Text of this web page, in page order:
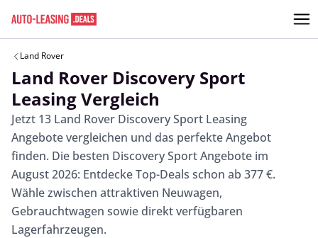
Land Rover
Land Rover Discovery Sport
Leasing Vergleich
Jetzt 13 Land Rover Discovery Sport Leasing
Angebote vergleichen und das perfekte Angebot
finden. Die besten Discovery Sport Angebote im
August 2026: Entdecke Top-Deals schon ab 377 €.
Wähle zwischen attraktiven Neuwagen,
Gebrauchtwagen sowie direkt verfügbaren
Lagerfahrzeugen.